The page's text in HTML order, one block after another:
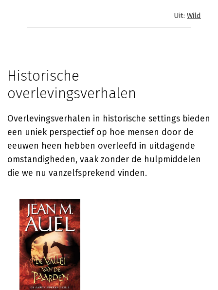
Uit: Wild
Historische
overlevingsverhalen
Overlevingsverhalen in historische settings bieden
een uniek perspectief op hoe mensen door de
eeuwen heen hebben overleefd in uitdagende
omstandigheden, vaak zonder de hulpmiddelen
die we nu vanzelfsprekend vinden.